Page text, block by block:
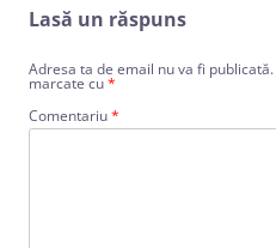
Lasă un răspuns
Adresa ta de email nu va fi publicată.
marcate cu*
Comentariu*